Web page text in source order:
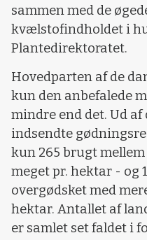
sammen med de
kvælstofindholdet i
Plantedirektoratet.
Hovedparten af de
kun den anbefalede
mindre end det. Ud af
indsendte
kun 265 brugt
meget pr. hektar - og
overgødsket med
hektar. Antallet af
er samlet set faldet i